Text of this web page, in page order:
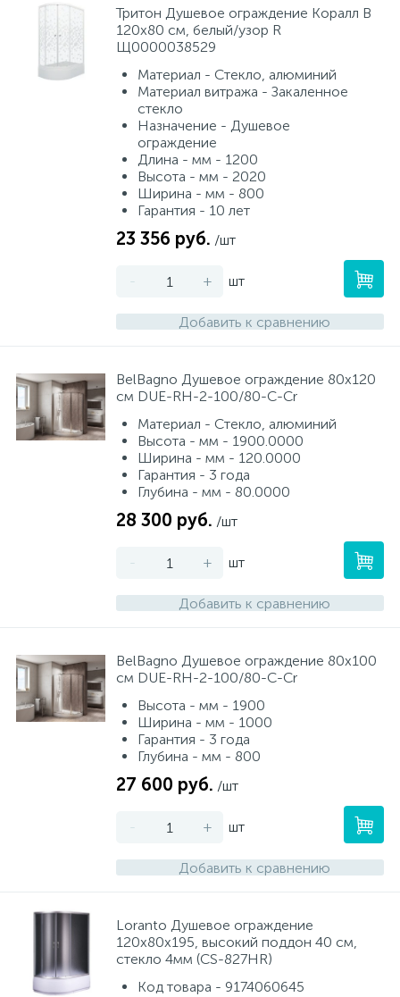
Тритон Душевое ограждение Коралл B
120х80 см, белый/узор R
Щ0000038529
Материал - Стекло, алюминий
Материал витража - Закаленное
стекло
Назначение - Душевое
ограждение
Длина - мм - 1200
Высота - мм - 2020
Ширина - мм - 800
Гарантия - 10 лет
23 356 руб. /шт
- + шт
Добавить к сравнению
BelBagno Душевое ограждение 80х120
см DUE-RH-2-100/80-C-Cr
Материал - Стекло, алюминий
Высота - мм - 1900.0000
Ширина - мм - 120.0000
Гарантия - 3 года
Глубина - мм - 80.0000
28 300 руб. /шт
- + шт
Добавить к сравнению
BelBagno Душевое ограждение 80х100
см DUE-RH-2-100/80-C-Cr
Высота - мм - 1900
Ширина - мм - 1000
Гарантия - 3 года
Глубина - мм - 800
27 600 руб. /шт
- + шт
Добавить к сравнению
Loranto Душевое ограждение
120х80х195, высокий поддон 40 см,
стекло 4мм (CS-827HR)
Код товара - 9174060645